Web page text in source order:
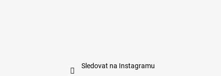
Sledovat na Instagramu